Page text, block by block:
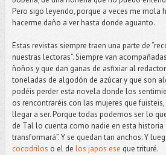
Pero sigo leyendo, porque a veces me mola
hacerme daño a ver hasta donde aguanto.
Estas revistas siempre traen una parte de
nuestras lectoras”. Siempre van
ñoños y que dan ganas de asfixiar al
toneladas de algodón de azúcar y que son
podéis perder esta novela donde los
os rencontraréis con las mujeres que
llegar a ser. Porque todas podemos ser lo
de Tal lo cuenta como nadie en esta historia
transformará”. Y se quedan tan anchos. Y
cocodrilos o el de los japos ese que trituré.